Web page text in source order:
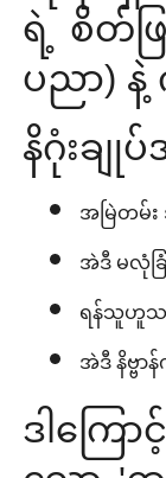
ရဲ့ စိတ်ဖ
ပညာ)
နိဂုံးချု
အမြဲတမ်
အဲဒီ မလုံခ
ရန်သူဟူသမ
အဲဒီ နိဗ္ဗ
ဒါကြေ